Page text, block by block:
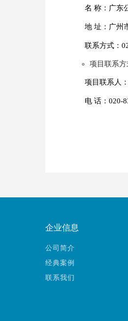
名 称：广东
地 址：广州
联系方式：
项目联系方
项目联系人
电 话：020-
企业信息
公司简介
经典案例
联系我们